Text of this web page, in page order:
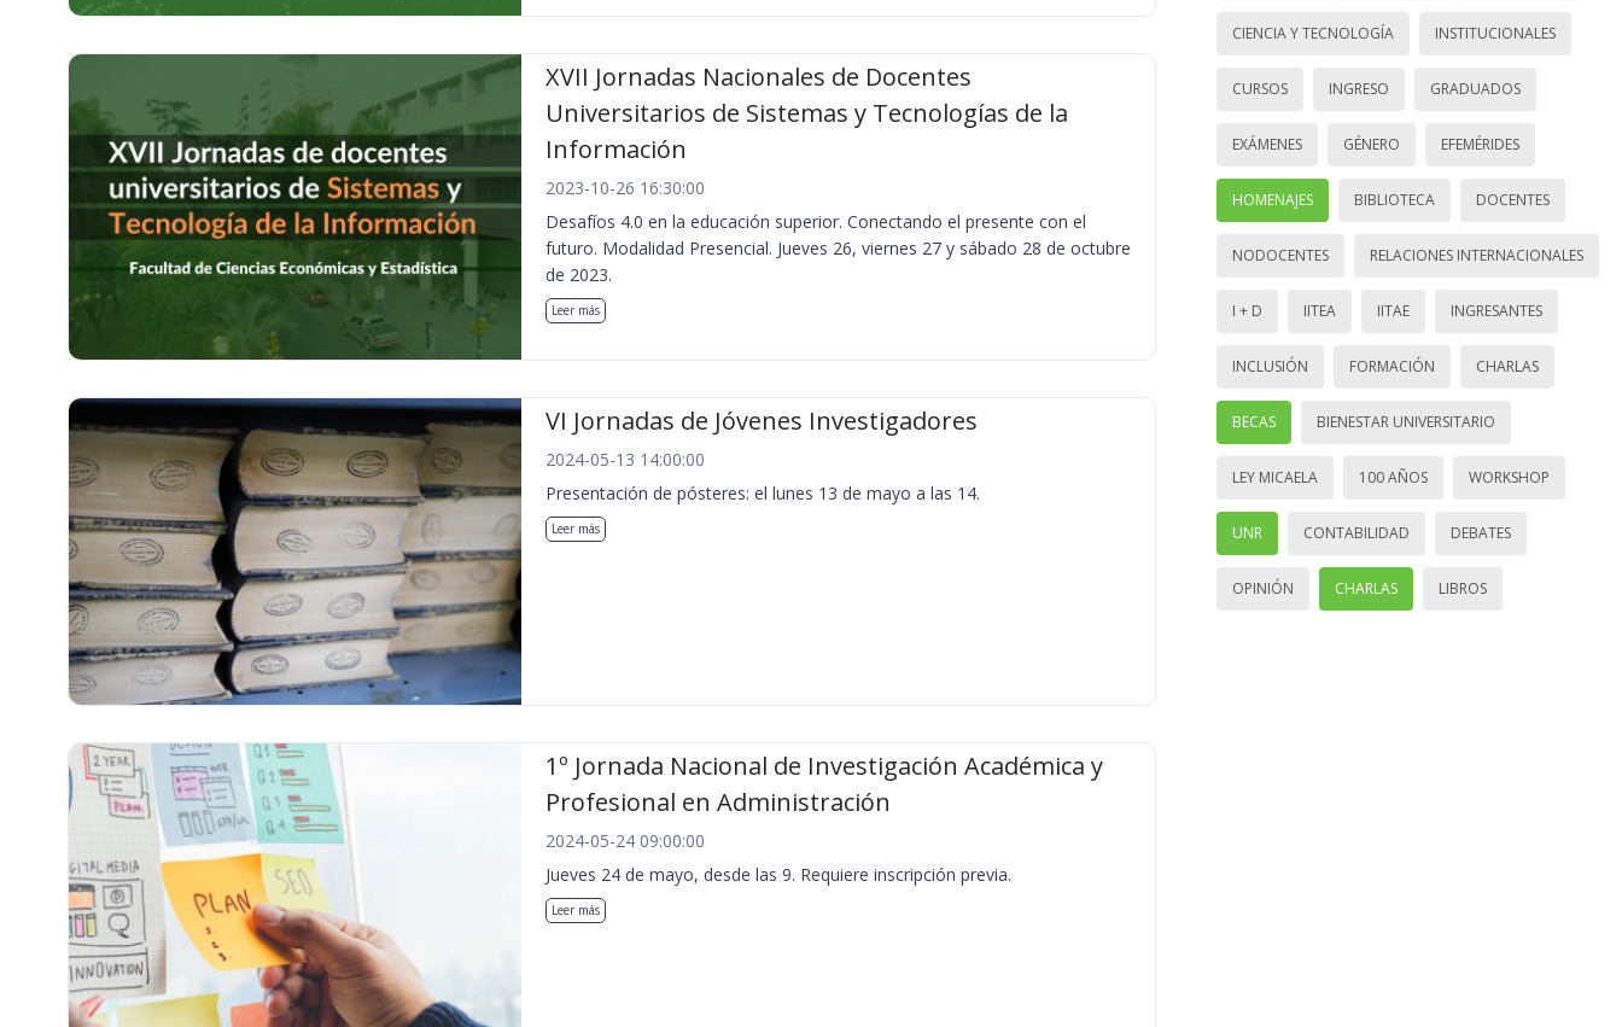
XVII Jornadas Nacionales de Docentes
Universitarios de Sistemas y Tecnologías de la
Información
2023-10-26 16:30:00
Desafíos 4.0 en la educación superior. Conectando el presente con el
futuro. Modalidad Presencial. Jueves 26, viernes 27 y sábado 28 de octubre
de 2023.
Leer más
VI Jornadas de Jóvenes Investigadores
2024-05-13 14:00:00
Presentación de pósteres: el lunes 13 de mayo a las 14.
Leer más
1º Jornada Nacional de Investigación Académica y
Profesional en Administración
2024-05-24 09:00:00
Jueves 24 de mayo, desde las 9. Requiere inscripción previa.
Leer más
CIENCIA Y TECNOLOGÍA INSTITUCIONALES
CURSOS INGRESO GRADUADOS
EXÁMENES GÉNERO EFEMÉRIDES
HOMENAJES BIBLIOTECA DOCENTES
NODOCENTES RELACIONES INTERNACIONALES
I + D IITEA IITAE INGRESANTES
INCLUSIÓN FORMACIÓN CHARLAS
BECAS BIENESTAR UNIVERSITARIO
LEY MICAELA 100 AÑOS WORKSHOP
UNR CONTABILIDAD DEBATES
OPINIÓN CHARLAS LIBROS